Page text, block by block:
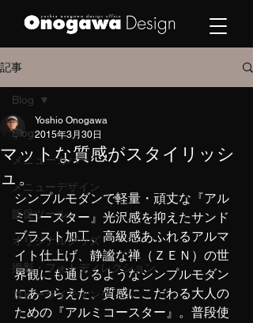
記事
Blog
メニューカバー
メニューデザイン
販促ツール
オリジナルグッズ
撮影・フォトディレクション
コピーライティング
Blog
マットな質感がスタイリッシ
ュ。
Yoshio Onogawa
2015年3月30日
シンプルモダンで軽量・頑丈な『アル
ミコースター』光沢感を抑えたサンド
ブラスト加工、高級感あふれるアルマ
イト仕上げ、静謐な禅（ＺＥＮ）の世
界観にも通じるようなシンプルモダン
にあつらえた、質感にこだわる大人の
ための『アルミコースター』。普段使